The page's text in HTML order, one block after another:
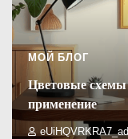
МОЙ БЛОГ
Цветовые схемы
применение
eUiHQVRKRA7_ad